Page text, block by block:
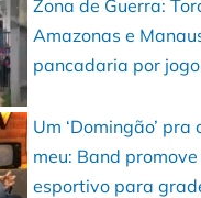
Zona de Guerra:
Amazonas e
pancadaria por
Um ‘Domingão’ pra
meu: Band
esportivo para